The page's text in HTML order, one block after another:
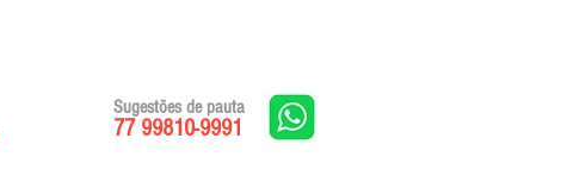
77 99810-9991
Sugestões de pauta